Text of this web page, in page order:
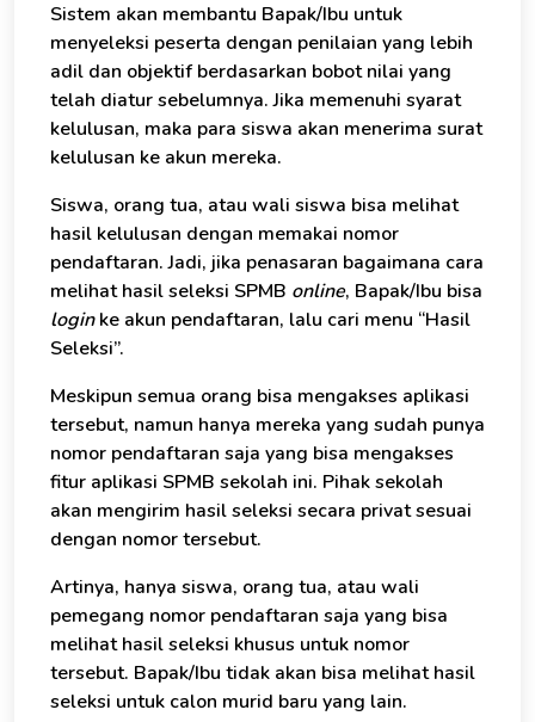
Sistem akan membantu Bapak/Ibu untuk
menyeleksi peserta dengan penilaian yang lebih
adil dan objektif berdasarkan bobot nilai yang
telah diatur sebelumnya. Jika memenuhi syarat
kelulusan, maka para siswa akan menerima surat
kelulusan ke akun mereka.
Siswa, orang tua, atau wali siswa bisa melihat
hasil kelulusan dengan memakai nomor
pendaftaran. Jadi, jika penasaran bagaimana cara
melihat hasil seleksi SPMB online, Bapak/Ibu bisa
loginke akun pendaftaran, lalu cari menu “Hasil
Seleksi”.
Meskipun semua orang bisa mengakses aplikasi
tersebut, namun hanya mereka yang sudah punya
nomor pendaftaran saja yang bisa mengakses
fitur aplikasi SPMB sekolah ini. Pihak sekolah
akan mengirim hasil seleksi secara privat sesuai
dengan nomor tersebut.
Artinya, hanya siswa, orang tua, atau wali
pemegang nomor pendaftaran saja yang bisa
melihat hasil seleksi khusus untuk nomor
tersebut. Bapak/Ibu tidak akan bisa melihat hasil
seleksi untuk calon murid baru yang lain.
Konsultasi Gratis - Kami siap membantu.
Saya Tertarik - Bantu Kami Segera